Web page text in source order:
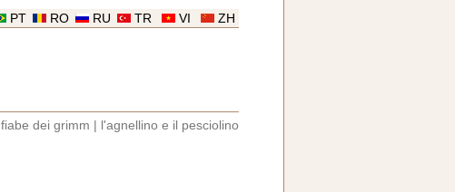
ZH
VI
TR
RU
RO
PT
fiabe dei grimm l'agnellino e il pesciolino